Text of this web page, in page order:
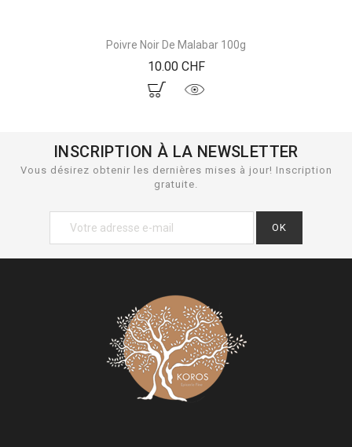
Poivre Noir De Malabar 100g
10.00 CHFPrix
INSCRIPTION À LA NEWSLETTER
Vous désirez obtenir les dernières mises à jour! Inscription
gratuite.